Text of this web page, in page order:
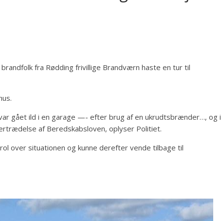
fra Rødding frivillige Brandværn haste en tur til
gået ild i en garage —- efter brug af en ukrudtsbrænder…, og i
af Beredskabsloven, oplyser Politiet.
over situationen og kunne derefter vende tilbage til